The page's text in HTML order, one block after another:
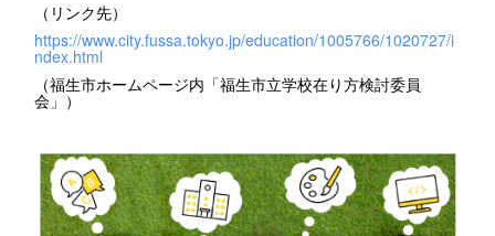
（リンク先）
https://www.city.fussa.tokyo.jp/education/1005766/1020727/i
ndex.html
（福生市ホームページ内「福生市立学校在り方検討委員
会」）